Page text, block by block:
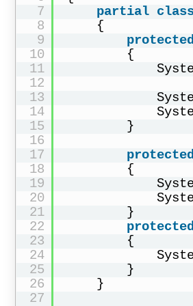
7
8
9
10
11
12
13
14
15
16
17
18
19
20
21
22
23
24
25
26
27
partial
{
protected
{
}
protected
{
}
protected
{
}
}